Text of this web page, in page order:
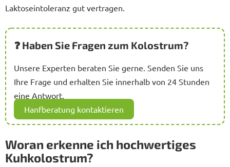
Laktoseintoleranz gut vertragen.
❓ Haben Sie Fragen zum Kolostrum?
Unsere Experten beraten Sie gerne. Senden Sie uns
Ihre Frage und erhalten Sie innerhalb von 24 Stunden
eine Antwort.
Hanfberatung kontaktieren
Woran erkenne ich hochwertiges
Kuhkolostrum?